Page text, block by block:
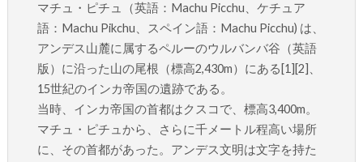
マチュ・ピチュ（英語：Machu Picchu、ケチュア
語：Machu Pikchu、スペイン語：Machu Picchu) は、
アンデス山麓に属するペルーのウルバンバ谷（英語
版）に沿った山の尾根（標高2,430m）にある[1][2]、
15世紀のインカ帝国の遺跡である。
当時、インカ帝国の首都はクスコで、標高3,400m。
マチュ・ピチュから、さらに千メートル程高い場所
に、その首都があった。アンデス文明は文字を持た